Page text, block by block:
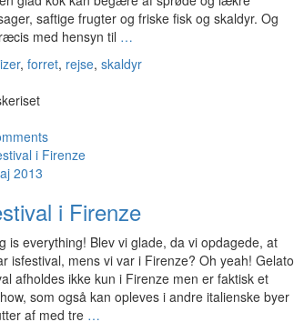
saftige frugter og friske fisk og skaldyr. Og
med hensyn til …
, forret, rejse, skaldyr
2013
i Firenze
is everything! Blev vi glade, da vi opdagede, at
isfestival, mens vi var i Firenze? Oh yeah! Gelato
afholdes ikke kun i Firenze men er faktisk et
som også kan opleves i andre italienske byer
af med tre …